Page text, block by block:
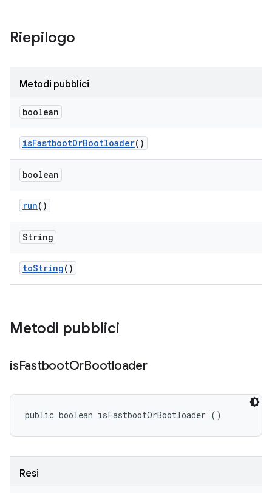
Riepilogo
Metodi pubblici
boolean
isFastbootOrBootloader()
boolean
run()
String
toString()
Metodi pubblici
isFastbootOrBootloader
public boolean isFastbootOrBootloader ()
Resi